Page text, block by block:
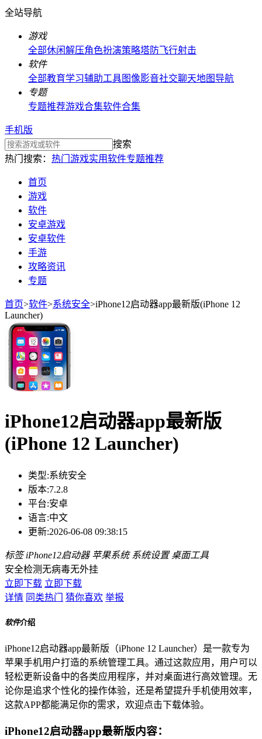
全站导航
游戏
全部休闲解压角色扮演策略塔防飞行射击
软件
全部教育学习辅助工具图像影音社交聊天地图导航
专题
专题推荐游戏合集软件合集
手机版
搜索
热门搜索： 热门游戏实用软件专题推荐
首页
游戏
软件
安卓游戏
安卓软件
手游
攻略资讯
专题
首页>软件>系统安全>iPhone12启动器app最新版(iPhone 12
Launcher)
iPhone12启动器app最新版
(iPhone 12 Launcher)
类型:系统安全
版本:7.2.8
平台:安卓
语言:中文
更新:2026-06-08 09:38:15
标签 iPhone12启动器 苹果系统 系统设置 桌面工具
安全检测无病毒无外挂
立即下载 立即下载
详情 同类热门 猜你喜欢 举报
软件介绍
iPhone12启动器app最新版（iPhone 12 Launcher）是一款专为
苹果手机用户打造的系统管理工具。通过这款应用，用户可以
轻松更新设备中的各类应用程序，并对桌面进行高效管理。无
论你是追求个性化的操作体验，还是希望提升手机使用效率，
这款APP都能满足你的需求，欢迎点击下载体验。
iPhone12启动器app最新版内容：